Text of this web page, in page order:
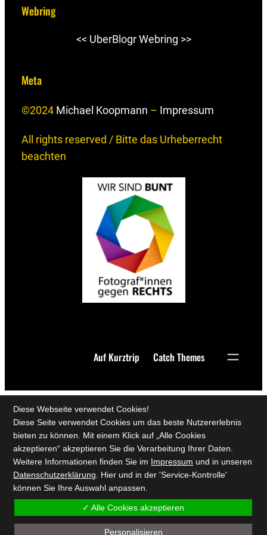
Webring
<< UberBlogr Webring >>
Meta
©2024 Michael Koopmann – Impressum
All rights reserved / Bitte das Urheberrecht
beachten
Auf Kurztrip Catch Themes
Diese Webseite verwendet Cookies!
Diese Seite verwendet Cookies um das beste Nutzererlebnis
bieten zu können. Mit einem Klick auf „Alle Cookies
akzeptieren“ akzeptieren Sie die Verarbeitung Ihrer Daten.
Weitere Informationen finden Sie im Impressum und in unseren
Datenschutzerklärung. Hier und in der 'Service-Kontrolle'
können Sie Ihre Auswahl anpassen.
✓ Alle Cookies akzeptieren
Personalisieren